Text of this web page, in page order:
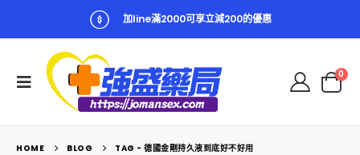
加line滿2000可享立減200的優惠
0
HOME BLOG TAG - 德國金剛持久液到底好不好用